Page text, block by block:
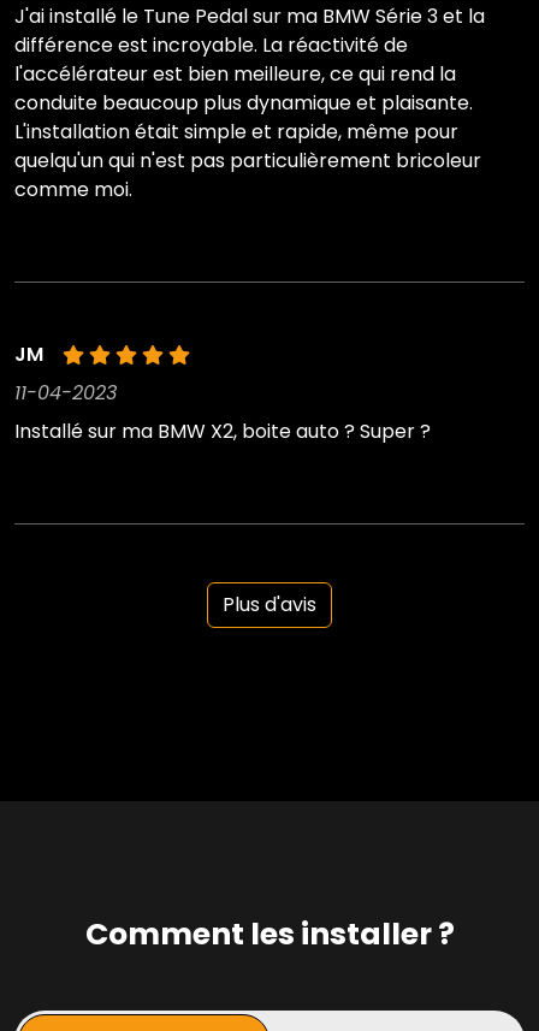
J'ai installé le Tune Pedal sur ma BMW Série 3 et la
différence est incroyable. La réactivité de
l'accélérateur est bien meilleure, ce qui rend la
conduite beaucoup plus dynamique et plaisante.
L'installation était simple et rapide, même pour
quelqu'un qui n'est pas particulièrement bricoleur
comme moi.
JM
11-04-2023
Installé sur ma BMW X2, boite auto ? Super ?
Plus d'avis
Comment les installer ?